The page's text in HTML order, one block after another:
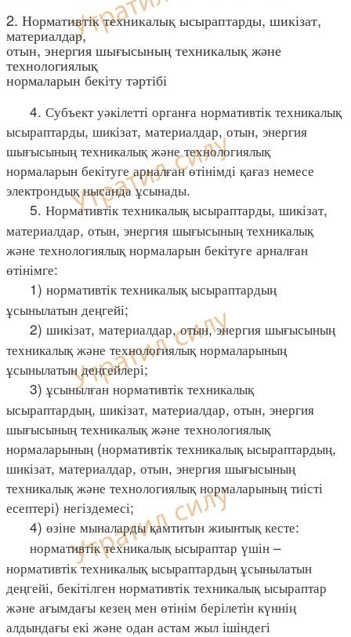
2. Нормативтік техникалық ысыраптарды, шикізат,
материалдар,
отын, энергия шығысының техникалық және
технологиялық
нормаларын бекіту тәртібі
4. Субъект уәкілетті органға нормативтік техникалық
ысыраптарды, шикізат, материалдар, отын, энергия
шығысының техникалық және технологиялық
нормаларын бекітуге арналған өтінімді қағаз немесе
электрондық нысанда ұсынады.
5. Нормативтік техникалық ысыраптарды, шикізат,
материалдар, отын, энергия шығысының техникалық
және технологиялық нормаларын бекітуге арналған
өтінімге:
1) нормативтік техникалық ысыраптардың
ұсынылатын деңгейі;
2) шикізат, материалдар, отын, энергия шығысының
техникалық және технологиялық нормаларының
ұсынылатын деңгейлері;
3) ұсынылған нормативтік техникалық
ысыраптардың, шикізат, материалдар, отын, энергия
шығысының техникалық және технологиялық
нормаларының (нормативтік техникалық ысыраптардың,
шикізат, материалдар, отын, энергия шығысының
техникалық және технологиялық нормаларының тиісті
есептері) негіздемесі;
4) өзіне мыналарды қамтитын жиынтық кесте:
нормативтік техникалық ысыраптар үшін –
нормативтік техникалық ысыраптардың ұсынылатын
деңгейі, бекітілген нормативтік техникалық ысыраптар
және ағымдағы кезең мен өтінім берілетін күннің
алдындағы екі және одан астам жыл ішіндегі